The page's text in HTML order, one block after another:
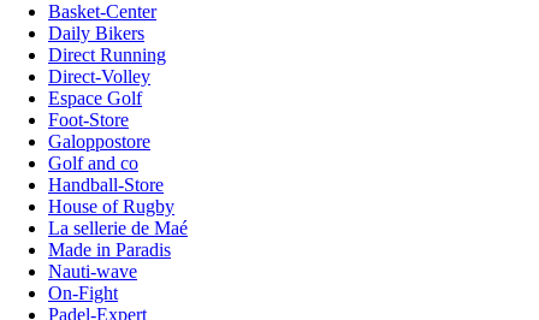
Basket-Center
Daily Bikers
Direct Running
Direct-Volley
Espace Golf
Foot-Store
Galoppostore
Golf and co
Handball-Store
House of Rugby
La sellerie de Maé
Made in Paradis
Nauti-wave
On-Fight
Padel-Expert